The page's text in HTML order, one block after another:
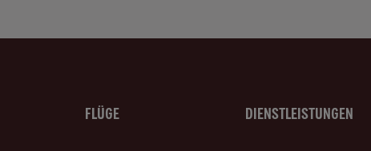
FLÜGE DIENSTLEISTUNGEN